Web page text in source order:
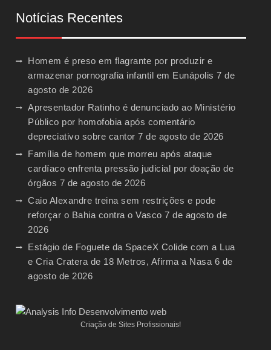
Notícias Recentes
Homem é preso em flagrante por produzir e
armazenar pornografia infantil em Eunápolis 7 de
agosto de 2026
Apresentador Ratinho é denunciado ao Ministério
Público por homofobia após comentário
depreciativo sobre cantor 7 de agosto de 2026
Família de homem que morreu após ataque
cardíaco enfrenta pressão judicial por doação de
órgãos 7 de agosto de 2026
Caio Alexandre treina sem restrições e pode
reforçar o Bahia contra o Vasco 7 de agosto de
2026
Estágio de Foguete da SpaceX Colide com a Lua
e Cria Cratera de 18 Metros, Afirma a Nasa 6 de
agosto de 2026
Criação de Sites Profissionais!